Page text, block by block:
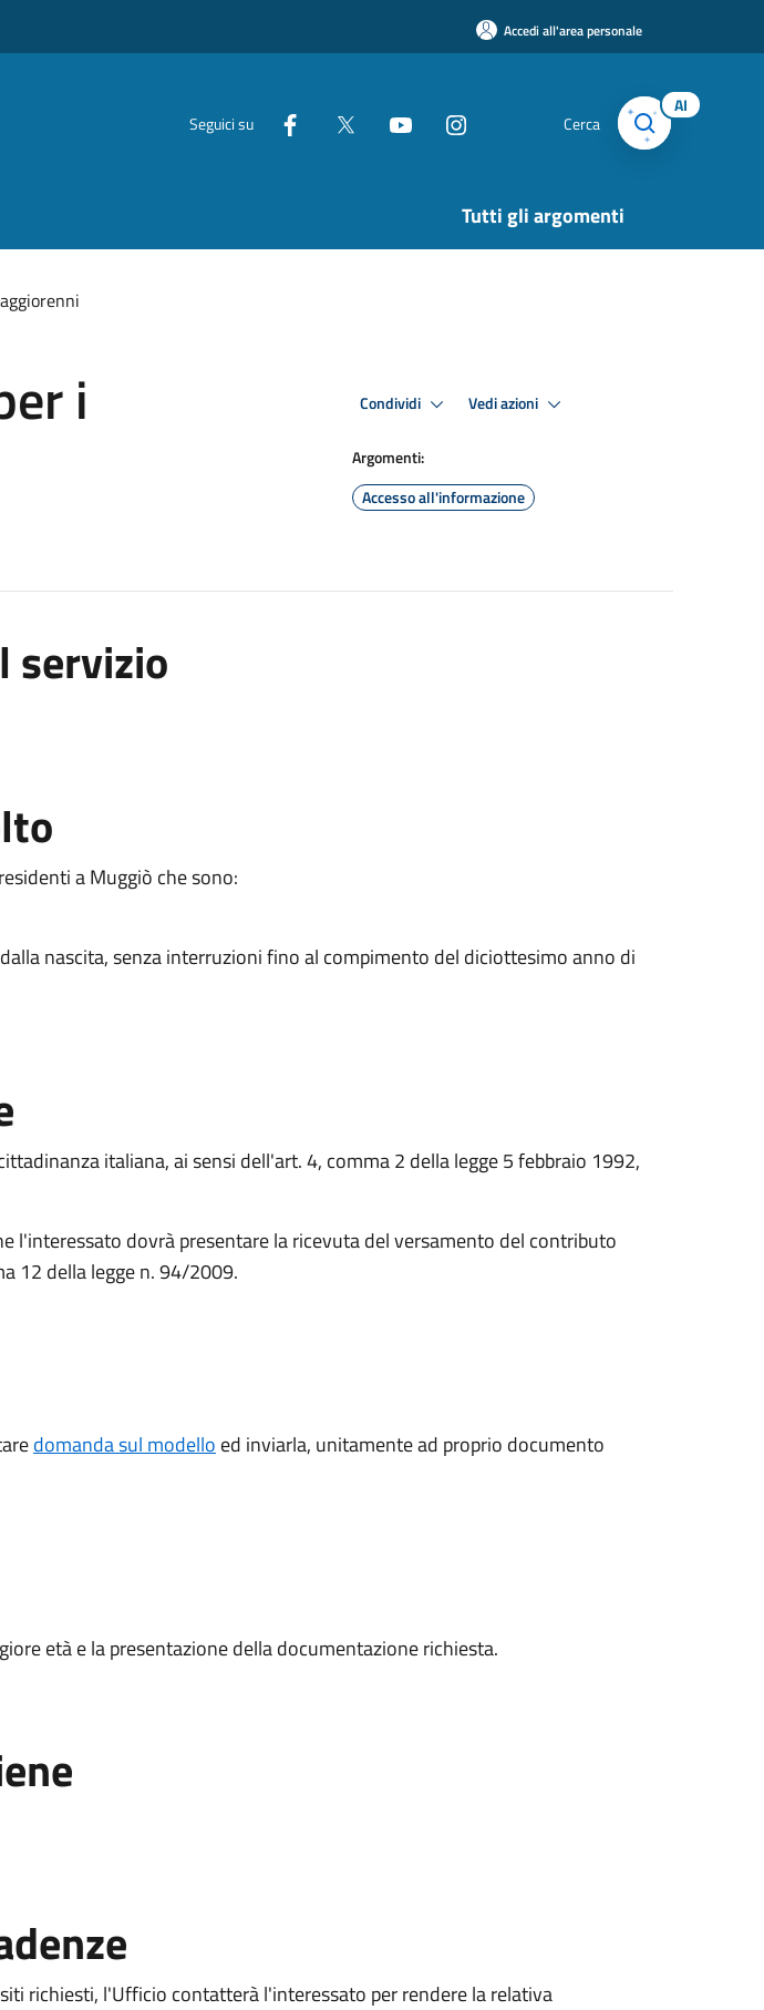
Accedi all'area personale
Seguici su Cerca
AI
Tutti gli argomenti
i Condividi Vedi azioni
Argomenti:
Accesso all'informazione
servizio
a Muggiò che sono:
nascita, senza interruzioni fino al compimento del diciottesimo anno di
italiana, ai sensi dell'art. 4, comma 2 della legge 5 febbraio 1992,
l'interessato dovrà presentare la ricevuta del versamento del contributo
12 della legge n. 94/2009.
domanda sul modello ed inviarla, unitamente ad proprio documento
età e la presentazione della documentazione richiesta.
richiesti, l'Ufficio contatterà l'interessato per rendere la relativa